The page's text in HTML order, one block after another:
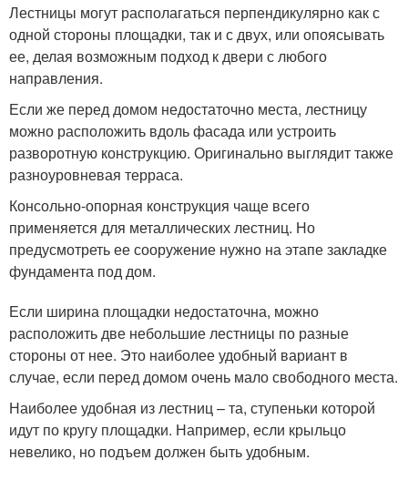
Лестницы могут располагаться перпендикулярно как с
одной стороны площадки, так и с двух, или опоясывать
ее, делая возможным подход к двери с любого
направления.
Если же перед домом недостаточно места, лестницу
можно расположить вдоль фасада или устроить
разворотную конструкцию. Оригинально выглядит также
разноуровневая терраса.
Консольно-опорная конструкция чаще всего
применяется для металлических лестниц. Но
предусмотреть ее сооружение нужно на этапе закладке
фундамента под дом.
Если ширина площадки недостаточна, можно
расположить две небольшие лестницы по разные
стороны от нее. Это наиболее удобный вариант в
случае, если перед домом очень мало свободного места.
Наиболее удобная из лестниц – та, ступеньки которой
идут по кругу площадки. Например, если крыльцо
невелико, но подъем должен быть удобным.